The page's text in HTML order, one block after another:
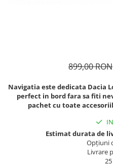
Navigatii Iveco
Navigatii Chrysler
899,00 RON
Navigatia este dedicata Dacia
perfect in bord fara sa fiti
pachet cu toate
Estimat durata de
Opțiuni
Livrare